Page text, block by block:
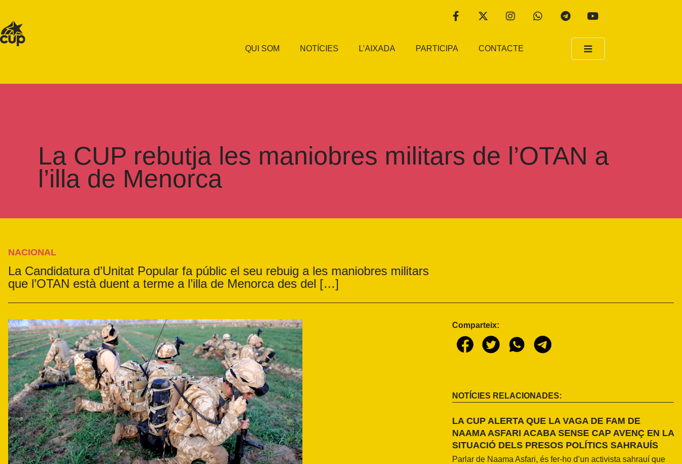
QUI SOM NOTÍCIES L’AIXADA PARTICIPA CONTACTE
La CUP rebutja les maniobres militars de l’OTAN a
l’illa de Menorca
NACIONAL
La Candidatura d’Unitat Popular fa públic el seu rebuig a les maniobres militars
que l’OTAN està duent a terme a l’illa de Menorca des del […]
Comparteix:
NOTÍCIES RELACIONADES:
LA CUP ALERTA QUE LA VAGA DE FAM DE
NAAMA ASFARI ACABA SENSE CAP AVENÇ EN LA
SITUACIÓ DELS PRESOS POLÍTICS SAHRAUÍS
Parlar de Naama Asfari, és fer-ho d’un activista sahrauí que